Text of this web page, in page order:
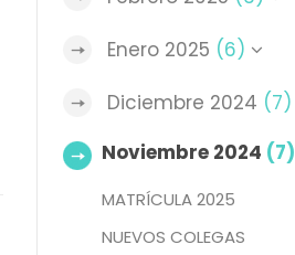
Enero 2025 (6)
Diciembre 2024 (7)
Noviembre 2024 (7)
MATRÍCULA 2025
NUEVOS COLEGAS